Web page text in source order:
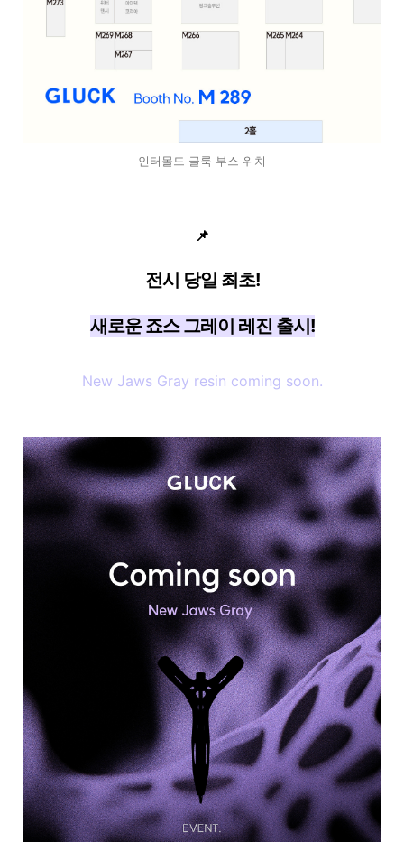
인터몰드 글룩 부스 위치
📌
전시 당일 최초!
새로운 죠스 그레이 레진 출시!
New Jaws Gray resin coming soon.